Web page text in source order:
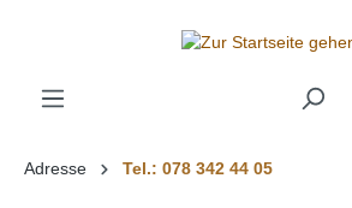
Adresse Tel.: 078 342 44 05